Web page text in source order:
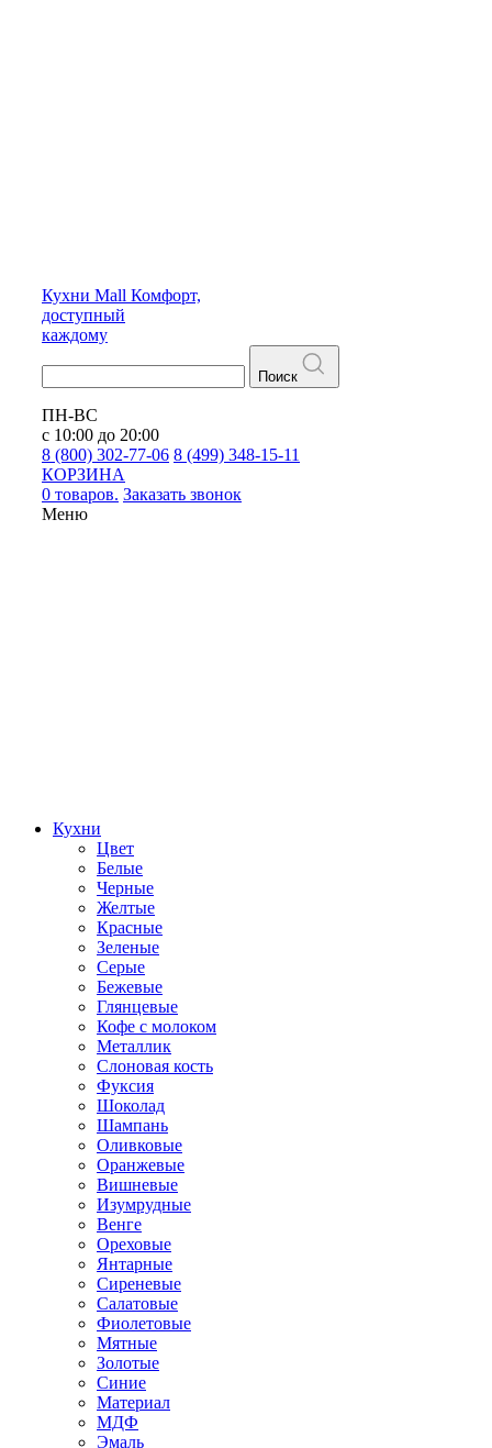
Кухни Mall Комфорт,
доступный
каждому
Поиск
ПН-ВС
с 10:00 до 20:00
8 (800) 302-77-06 8 (499) 348-15-11
КОРЗИНА
0 товаров. Заказать звонок
Меню
Кухни
Цвет
Белые
Черные
Желтые
Красные
Зеленые
Серые
Бежевые
Глянцевые
Кофе с молоком
Металлик
Слоновая кость
Фуксия
Шоколад
Шампань
Оливковые
Оранжевые
Вишневые
Изумрудные
Венге
Ореховые
Янтарные
Сиреневые
Салатовые
Фиолетовые
Мятные
Золотые
Синие
Материал
МДФ
Эмаль